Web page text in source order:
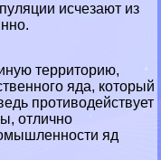
исчезают из
территорию,
яда, который
противодействует
отлично
яд